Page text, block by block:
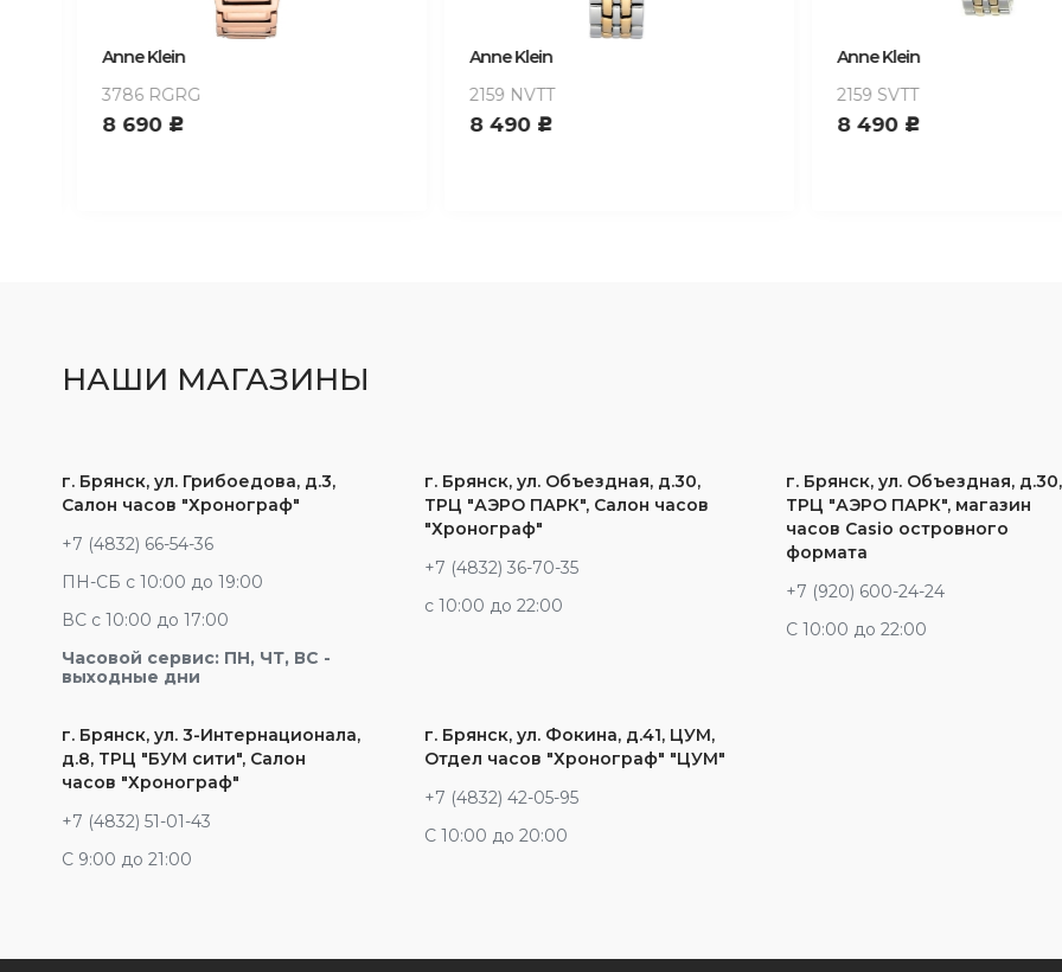
Anne Klein
3786 RGRG
8 690c
Anne Klein
2159 NVTT
8 490c
Anne Klein
2159 SVTT
8 490c
НАШИ МАГАЗИНЫ
г. Брянск, ул. Грибоедова, д.3,
Салон часов "Хронограф"
+7 (4832) 66-54-36
ПН-СБ с 10:00 до 19:00
ВС с 10:00 до 17:00
Часовой сервис: ПН, ЧТ, ВС -
выходные дни
г. Брянск, ул. Объездная, д.30,
ТРЦ "АЭРО ПАРК", Салон часов
"Хронограф"
+7 (4832) 36-70-35
c 10:00 до 22:00
г. Брянск, ул. Объездная, д.30,
ТРЦ "АЭРО ПАРК", магазин
часов Casio островного
формата
+7 (920) 600-24-24
С 10:00 до 22:00
г. Брянск, ул. 3-Интернационала,
д.8, ТРЦ "БУМ сити", Салон
часов "Хронограф"
+7 (4832) 51-01-43
С 9:00 до 21:00
г. Брянск, ул. Фокина, д.41, ЦУМ,
Отдел часов "Хронограф" "ЦУМ"
+7 (4832) 42-05-95
С 10:00 до 20:00